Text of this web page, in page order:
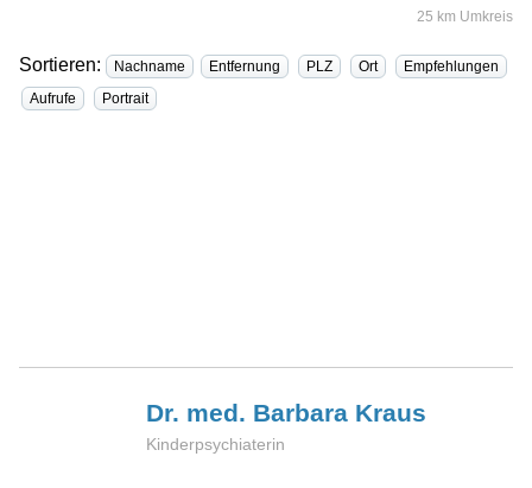
25 km Umkreis
Sortieren: Nachname Entfernung PLZ Ort
Empfehlungen
Aufrufe
Portrait
Dr. med. Barbara Kraus
Kinderpsychiaterin